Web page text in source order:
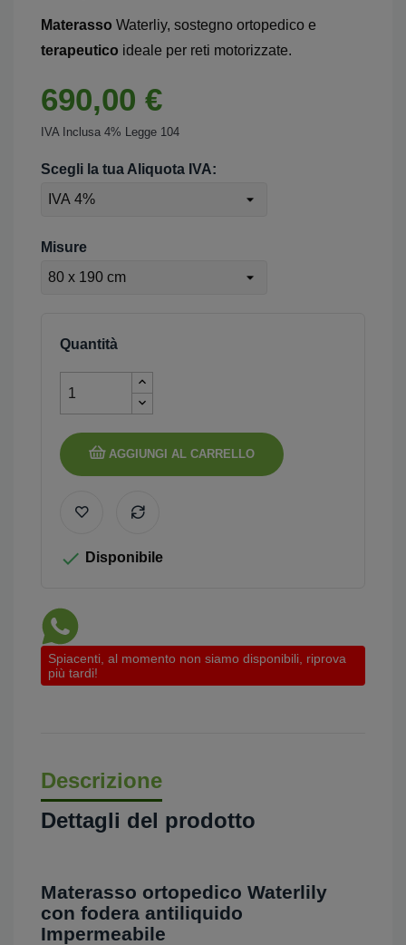
Materasso Waterliy, sostegno ortopedico e
terapeutico ideale per reti motorizzate.
690,00 €
IVA Inclusa 4% Legge 104
Scegli la tua Aliquota IVA:
Misure
Quantità
AGGIUNGI AL CARRELLO
 Disponibile
Spiacenti, al momento non siamo disponibili, riprova
più tardi!
Descrizione
Dettagli del prodotto
Materasso ortopedico Waterlily
con fodera antiliquido
Impermeabile